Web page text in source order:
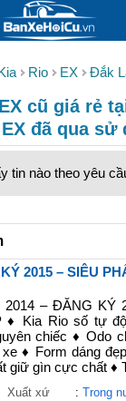
Rio EX Đắk
cũ giá rẻ
đã qua sử
tin nào theo yêu
2015 – SIÊU
2014 – ĐĂNG KÝ
♦ Kia Rio số tự
chiếc ♦ Odo
xe ♦ Form dáng
giữ gìn cực chất ♦
Xuất xứ : Trong